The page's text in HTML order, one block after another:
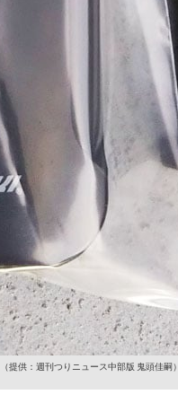
（提供：週刊つりニュース中部版 鬼頭佳嗣）